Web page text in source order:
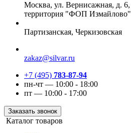
Москва, ул. Вернисажная, д. 6,
территория "ФОП Измайлово"
Партизанская, Черкизовская
zakaz@silvar.ru
+7 (495) 783-87-94
пн-чт — 10:00 - 18:00
пт — 10:00 - 17:00
Заказать звонок
Каталог товаров